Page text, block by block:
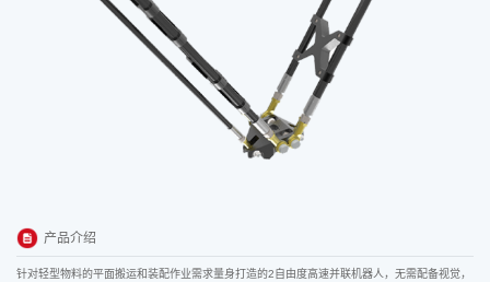
产品介绍
针对轻型物料的平面搬运和装配作业需求量身打造的2自由度高速并联机器人，无需配备视觉，